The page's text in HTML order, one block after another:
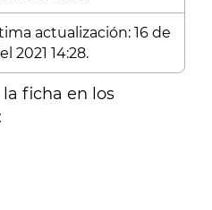
actualización: 16 de
2021 14:28.
ficha en los